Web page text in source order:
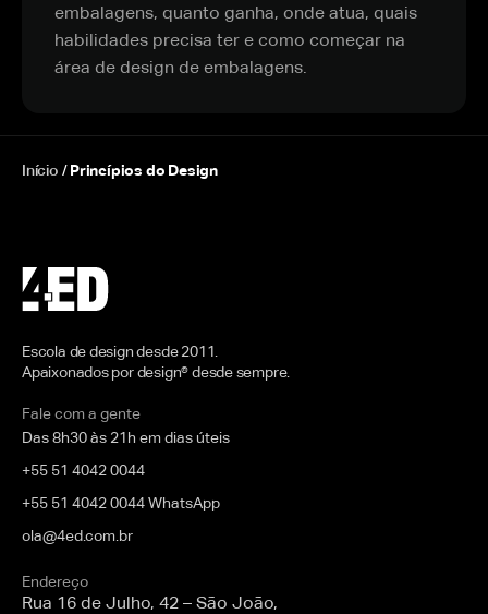
embalagens, quanto ganha, onde atua, quais
habilidades precisa ter e como começar na
área de design de embalagens.
Início /Princípios do Design
Escola de design desde 2011.
Apaixonados por design® desde sempre.
Fale com a gente
Das 8h30 às 21h em dias úteis
+55 51 4042 0044
+55 51 4042 0044 WhatsApp
ola@4ed.com.br
Endereço
Rua 16 de Julho, 42 – São João,